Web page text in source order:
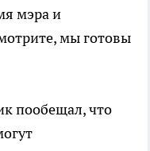
мэра и
мы готовы
пообещал, что